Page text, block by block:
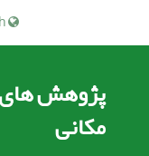
پژوهش های
مکانی